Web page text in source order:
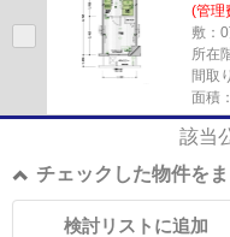
(管理
敷：
所在
間取
面積
該当
チェックした物件を
検討リストに追加